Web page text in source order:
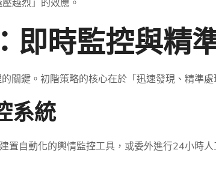
越烈」的效應。
即時監控與精
關鍵。初階策略的核心在於「迅速發現、精準處
系統
置自動化的輿情監控工具，或委外進行24小時人